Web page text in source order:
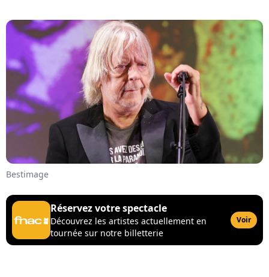
Bestimage
Réservez votre spectacle
Découvrez les artistes actuellement en
tournée sur notre billetterie
Voir